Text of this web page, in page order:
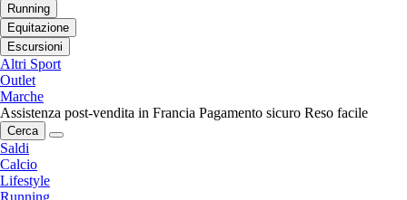
Running
Equitazione
Escursioni
Altri Sport
Outlet
Marche
Assistenza post-vendita in Francia Pagamento sicuro Reso facile
Cerca
Saldi
Calcio
Lifestyle
Running